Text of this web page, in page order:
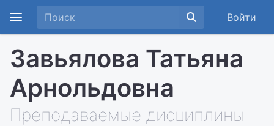
Войти
Завьялова Татьяна
Арнольдовна
Преподаваемые дисциплины